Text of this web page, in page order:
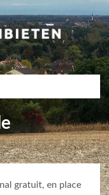
gratuit, en place